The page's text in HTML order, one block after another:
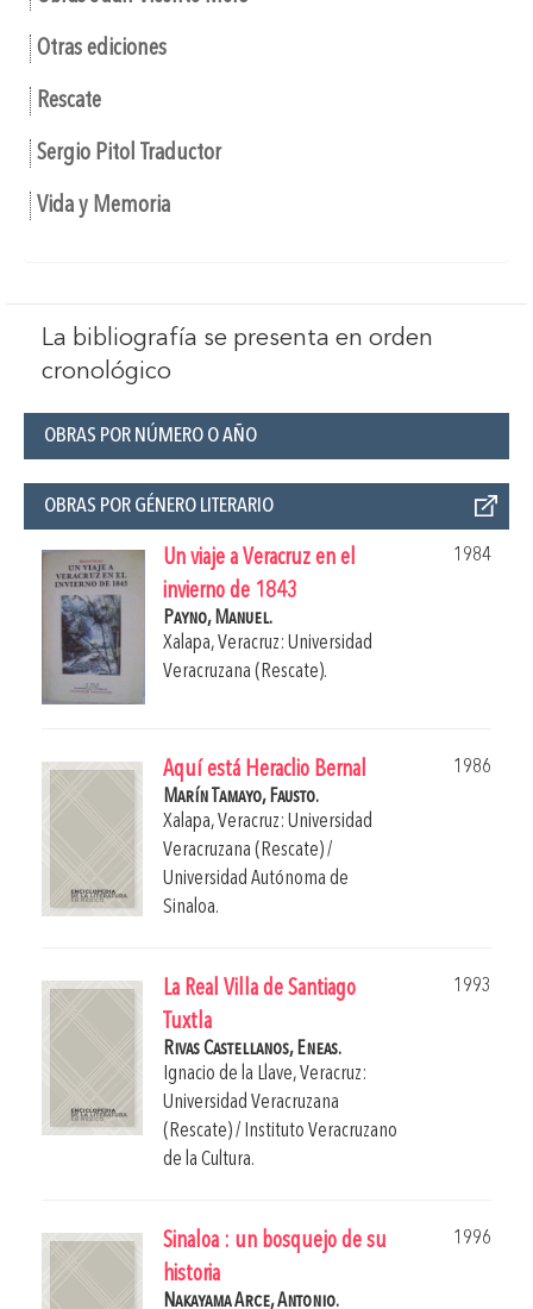
Otras ediciones
Rescate
Sergio Pitol Traductor
Vida y Memoria
La bibliografía se presenta en orden
cronológico
OBRAS POR NÚMERO O AÑO
OBRAS POR GÉNERO LITERARIO
Un viaje a Veracruz en el
invierno de 1843
1984
Payno, Manuel.
Xalapa, Veracruz: Universidad
Veracruzana (Rescate).
Aquí está Heraclio Bernal
1986
Marín Tamayo, Fausto.
Xalapa, Veracruz: Universidad
Veracruzana (Rescate) /
Universidad Autónoma de
Sinaloa.
La Real Villa de Santiago
Tuxtla
1993
Rivas Castellanos, Eneas.
Ignacio de la Llave, Veracruz:
Universidad Veracruzana
(Rescate) / Instituto Veracruzano
de la Cultura.
Sinaloa : un bosquejo de su
historia
1996
Nakayama Arce, Antonio.